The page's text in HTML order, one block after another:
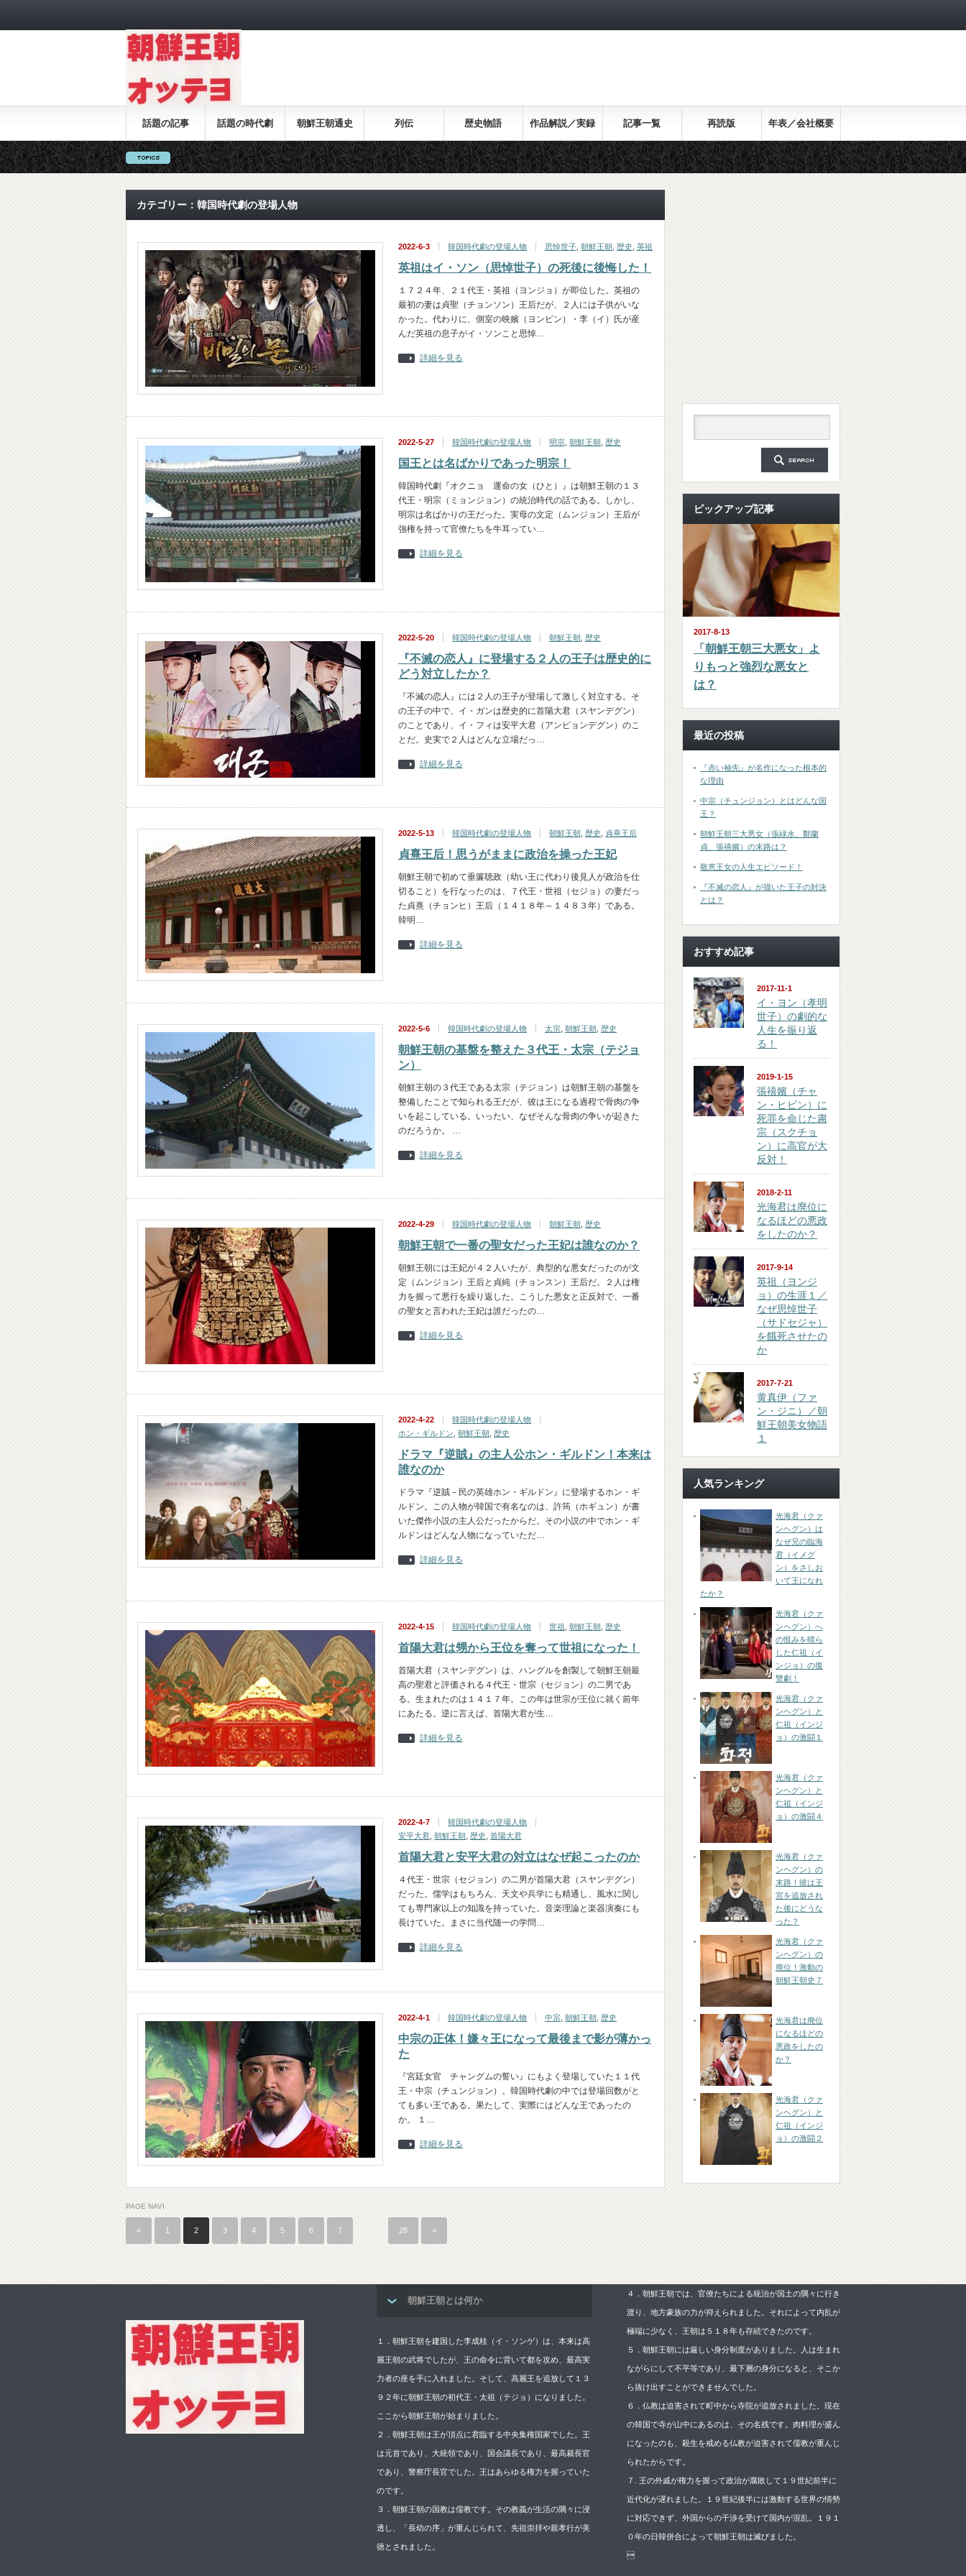
話題の記事 話題の時代劇 朝鮮王朝通史 列伝 歴史物語 作品解説／実録 記事一覧 再読版 年表／会社概要
カテゴリー：韓国時代劇の登場人物
2022-6-3 韓国時代劇の登場人物 思悼世子 朝鮮王朝 歴史 英祖
英祖はイ・ソン（思悼世子）の死後に後悔した！
１７２４年、２１代王・英祖（ヨンジョ）が即位した。英祖の
最初の妻は貞聖（チョンソン）王后だが、２人には子供がいな
かった。代わりに、側室の映嬪（ヨンビン）・李（イ）氏が産
んだ英祖の息子がイ・ソンこと思悼…
詳細を見る
2022-5-27 韓国時代劇の登場人物 明宗 朝鮮王朝 歴史
国王とは名ばかりであった明宗！
韓国時代劇『オクニョ 運命の女（ひと）』は朝鮮王朝の１３
代王・明宗（ミョンジョン）の統治時代の話である。しかし、
明宗は名ばかりの王だった。実母の文定（ムンジョン）王后が
強権を持って官僚たちを牛耳ってい…
詳細を見る
2022-5-20 韓国時代劇の登場人物 朝鮮王朝 歴史
『不滅の恋人』に登場する２人の王子は歴史的に
どう対立したか？
『不滅の恋人』には２人の王子が登場して激しく対立する。そ
の王子の中で、イ・ガンは歴史的に首陽大君（スヤンデグン）
のことであり、イ・フィは安平大君（アンピョンデグン）のこ
とだ。史実で２人はどんな立場だっ…
詳細を見る
2022-5-13 韓国時代劇の登場人物 朝鮮王朝 歴史 貞熹王后
貞熹王后！思うがままに政治を操った王妃
朝鮮王朝で初めて垂簾聴政（幼い王に代わり後見人が政治を仕
切ること）を行なったのは、７代王・世祖（セジョ）の妻だっ
た貞熹（チョンヒ）王后（１４１８年～１４８３年）である。
韓明…
詳細を見る
2022-5-6 韓国時代劇の登場人物 太宗 朝鮮王朝 歴史
朝鮮王朝の基盤を整えた３代王・太宗（テジョ
ン）
朝鮮王朝の３代王である太宗（テジョン）は朝鮮王朝の基盤を
整備したことで知られる王だが、彼は王になる過程で骨肉の争
いを起こしている。いったい、なぜそんな骨肉の争いが起きた
のだろうか。 …
詳細を見る
2022-4-29 韓国時代劇の登場人物 朝鮮王朝 歴史
朝鮮王朝で一番の聖女だった王妃は誰なのか？
朝鮮王朝には王妃が４２人いたが、典型的な悪女だったのが文
定（ムンジョン）王后と貞純（チョンスン）王后だ。２人は権
力を握って悪行を繰り返した。こうした悪女と正反対で、一番
の聖女と言われた王妃は誰だったの…
詳細を見る
2022-4-22
韓国時代劇の登場人物
ホン・ギルドン 朝鮮王朝 歴史
ドラマ『逆賊』の主人公ホン・ギルドン！本来は
誰なのか
ドラマ『逆賊－民の英雄ホン・ギルドン』に登場するホン・ギ
ルドン。この人物が韓国で有名なのは、許筠（ホギュン）が書
いた傑作小説の主人公だったからだ。その小説の中でホン・ギ
ルドンはどんな人物になっていただ…
詳細を見る
2022-4-15 韓国時代劇の登場人物 世祖 朝鮮王朝 歴史
首陽大君は甥から王位を奪って世祖になった！
首陽大君（スヤンデグン）は、ハングルを創製して朝鮮王朝最
高の聖君と評価される４代王・世宗（セジョン）の二男であ
る。生まれたのは１４１７年。この年は世宗が王位に就く前年
にあたる。逆に言えば、首陽大君が生…
詳細を見る
2022-4-7
韓国時代劇の登場人物
安平大君 朝鮮王朝 歴史 首陽大君
首陽大君と安平大君の対立はなぜ起こったのか
４代王・世宗（セジョン）の二男が首陽大君（スヤンデグン）
だった。儒学はもちろん、天文や兵学にも精通し、風水に関し
ても専門家以上の知識を持っていた。音楽理論と楽器演奏にも
長けていた。まさに当代随一の学問…
詳細を見る
2022-4-1 韓国時代劇の登場人物 中宗 朝鮮王朝 歴史
中宗の正体！嫌々王になって最後まで影が薄かっ
た
『宮廷女官 チャングムの誓い』にもよく登場していた１１代
王・中宗（チュンジョン）。韓国時代劇の中では登場回数がと
ても多い王である。果たして、実際にはどんな王であったの
か。 １…
詳細を見る
PAGE NAVI
« 1 2 3 4 5 6 7 28 »
ピックアップ記事
2017-8-13
「朝鮮王朝三大悪女」よ
りもっと強烈な悪女と
は？
最近の投稿
『赤い袖先』が名作になった根本的
な理由
中宗（チュンジョン）とはどんな国
王？
朝鮮王朝三大悪女（張緑水、鄭蘭
貞、張禧嬪）の末路は？
敬恵王女の人生エピソード！
『不滅の恋人』が描いた王子の対決
とは？
おすすめ記事
2017-11-1
イ・ヨン（孝明
世子）の劇的な
人生を振り返
る！
2019-1-15
張禧嬪（チャ
ン・ヒビン）に
死罪を命じた粛
宗（スクチョ
ン）に高官が大
反対！
2018-2-11
光海君は廃位に
なるほどの悪政
をしたのか？
2017-9-14
英祖（ヨンジ
ョ）の生涯１／
なぜ思悼世子
（サドセジャ）
を餓死させたの
か
2017-7-21
黄真伊（ファ
ン・ジニ）／朝
鮮王朝美女物語
１
人気ランキング
光海君（クァ
ンヘグン）は
なぜ兄の臨海
君（イメグ
ン）をさしお
いて王になれ
たか？
光海君（クァ
ンヘグン）へ
の恨みを晴ら
した仁祖（イ
ンジョ）の復
讐劇！
光海君（クァ
ンヘグン）と
仁祖（インジ
ョ）の激闘１
光海君（クァ
ンヘグン）と
仁祖（インジ
ョ）の激闘４
光海君（クァ
ンヘグン）の
末路！彼は王
宮を追放され
た後にどうな
った？
光海君（クァ
ンヘグン）の
廃位！激動の
朝鮮王朝史７
光海君は廃位
になるほどの
悪政をしたの
か？
光海君（クァ
ンヘグン）と
仁祖（インジ
ョ）の激闘２
朝鮮王朝とは何か
１．朝鮮王朝を建国した李成桂（イ・ソンゲ）は、本来は高
麗王朝の武将でしたが、王の命令に背いて都を攻め、最高実
力者の座を手に入れました。そして、高麗王を追放して１３
９２年に朝鮮王朝の初代王・太祖（テジョ）になりました。
ここから朝鮮王朝が始まりました。
２．朝鮮王朝は王が頂点に君臨する中央集権国家でした。王
は元首であり、大統領であり、国会議長であり、最高裁長官
であり、警察庁長官でした。王はあらゆる権力を握っていた
のです。
３．朝鮮王朝の国教は儒教です。その教義が生活の隅々に浸
透し、「長幼の序」が重んじられて、先祖崇拝や親孝行が美
徳とされました。
４．朝鮮王朝では、官僚たちによる統治が国土の隅々に行き
渡り、地方豪族の力が抑えられました。それによって内乱が
極端に少なく、王朝は５１８年も存続できたのです。
５．朝鮮王朝には厳しい身分制度がありました。人は生まれ
ながらにして不平等であり、最下層の身分になると、そこか
ら抜け出すことができませんでした。
６．仏教は迫害されて町中から寺院が追放されました。現在
の韓国で寺が山中にあるのは、その名残です。肉料理が盛ん
になったのも、殺生を戒める仏教が迫害されて儒教が重んじ
られたからです。
７. 王の外戚が権力を握って政治が腐敗して１９世紀前半に
近代化が遅れました。１９世紀後半には激動する世界の情勢
に対応できず、外国からの干渉を受けて国内が混乱。１９１
０年の日韓併合によって朝鮮王朝は滅びました。
